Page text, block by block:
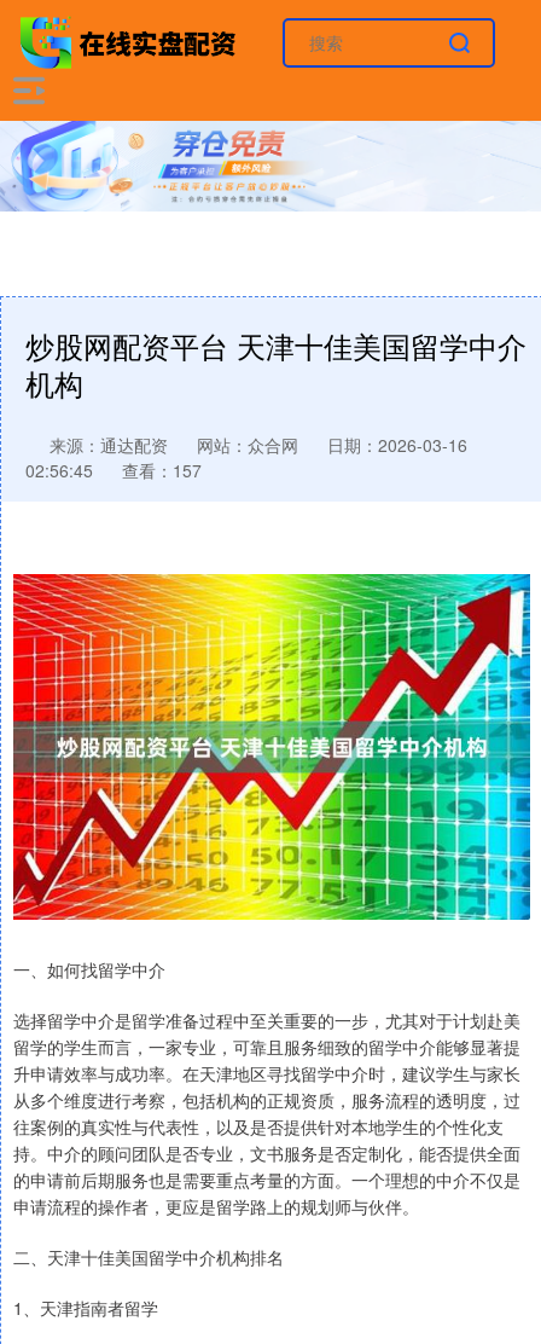
炒股网配资平台 天津十佳美国留学中介
机构
来源：通达配资 网站：众合网
日期：2026-03-16
02:56:45
查看：157
一、如何找留学中介
选择留学中介是留学准备过程中至关重要的一步，尤其对于计划赴美
留学的学生而言，一家专业，可靠且服务细致的留学中介能够显著提
升申请效率与成功率。在天津地区寻找留学中介时，建议学生与家长
从多个维度进行考察，包括机构的正规资质，服务流程的透明度，过
往案例的真实性与代表性，以及是否提供针对本地学生的个性化支
持。中介的顾问团队是否专业，文书服务是否定制化，能否提供全面
的申请前后期服务也是需要重点考量的方面。一个理想的中介不仅是
申请流程的操作者，更应是留学路上的规划师与伙伴。
二、天津十佳美国留学中介机构排名
1、天津指南者留学